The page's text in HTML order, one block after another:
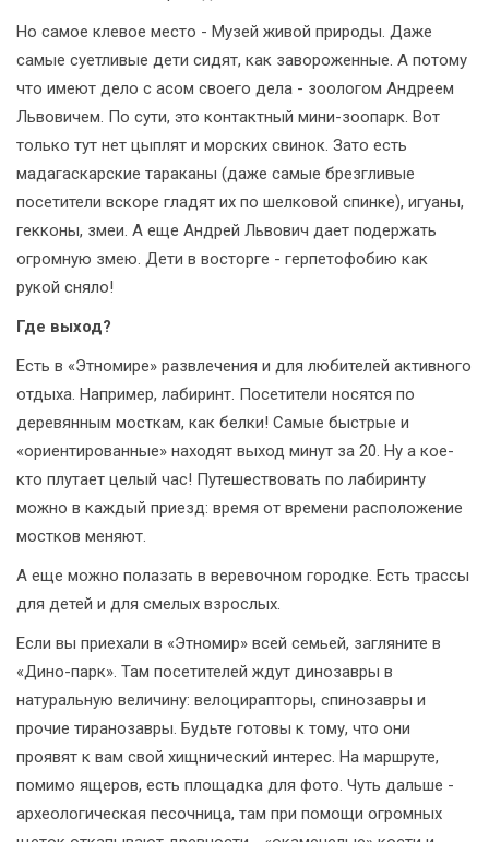
Но самое клевое место - Музей живой природы. Даже
самые суетливые дети сидят, как завороженные. А потому
что имеют дело с асом своего дела - зоологом Андреем
Львовичем. По сути, это контактный мини-зоопарк. Вот
только тут нет цыплят и морских свинок. Зато есть
мадагаскарские тараканы (даже самые брезгливые
посетители вскоре гладят их по шелковой спинке), игуаны,
гекконы, змеи. А еще Андрей Львович дает подержать
огромную змею. Дети в восторге - герпетофобию как
рукой сняло!
Где выход?
Есть в «Этномире» развлечения и для любителей активного
отдыха. Например, лабиринт. Посетители носятся по
деревянным мосткам, как белки! Самые быстрые и
«ориентированные» находят выход минут за 20. Ну а кое-
кто плутает целый час! Путешествовать по лабиринту
можно в каждый приезд: время от времени расположение
мостков меняют.
А еще можно полазать в веревочном городке. Есть трассы
для детей и для смелых взрослых.
Если вы приехали в «Этномир» всей семьей, загляните в
«Дино-парк». Там посетителей ждут динозавры в
натуральную величину: велоцирапторы, спинозавры и
прочие тиранозавры. Будьте готовы к тому, что они
проявят к вам свой хищнический интерес. На маршруте,
помимо ящеров, есть площадка для фото. Чуть дальше -
археологическая песочница, там при помощи огромных